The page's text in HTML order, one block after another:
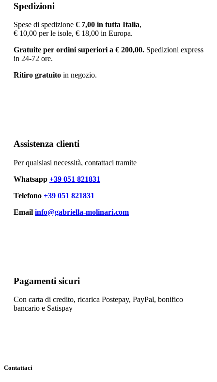
Spedizioni
Spese di spedizione € 7,00 in tutta Italia,
€ 10,00 per le isole, € 18,00 in Europa.
Gratuite per ordini superiori a € 200,00. Spedizioni express
in 24-72 ore.
Ritiro gratuito in negozio.
Assistenza clienti
Per qualsiasi necessità, contattaci tramite
Whatsapp +39 051 821831
Telefono +39 051 821831
Email info@gabriella-molinari.com
Pagamenti sicuri
Con carta di credito, ricarica Postepay, PayPal, bonifico
bancario e Satispay
Contattaci